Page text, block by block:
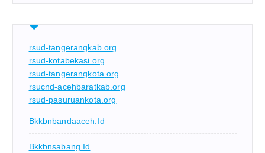
rsud-tangerangkab.org
rsud-kotabekasi.org
rsud-tangerangkota.org
rsucnd-acehbaratkab.org
rsud-pasuruankota.org
Bkkbnbandaaceh.id
Bkkbnsabang.id